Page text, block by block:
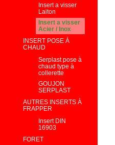
Insert a visser
Laiton
Insert a visser
Acier / Inox
INSERT POSE À
CHAUD
Serplast pose à
chaud type à
collerette
GOUJON
SERPLAST
AUTRES INSERTS À
FRAPPER
Insert DIN
16903
FORET